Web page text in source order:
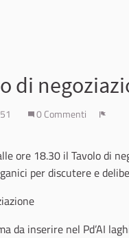
di
0 Commenti
ore 18.30 il Tavolo di
per discutere e
da inserire nel Pd’AI